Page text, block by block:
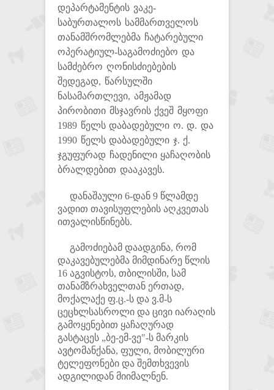
დეპარტამენტის ვაკე-
საბურთალოს სამმართველოს
თანამშრომლებმა ჩატარებული
ოპერატიულ-საგამოძიებო და
სამძებრო ღონისძიებების
შედეგად, წარსულში
ნასამართლევი, ამჟამად
პირობითი მსჯავრის ქვეშ მყოფი
1989 წელს დაბადებული ო. დ. და
1990 წელს დაბადებული ჯ. ქ.
ჯგუფურად ჩადენილი ყაჩაღობის
ბრალდებით დააკავეს.
დანაშაული 6-დან 9 წლამდე
ვადით თავისუფლების აღკვეთას
ითვალისწინებს.
გამოძიებამ დაადგინა, რომ
დაკავებულებმა მიმდინარე წლის
16 აგვისტოს, თბილისში, სამ
თანამზრახველთან ერთად,
მოქალაქე ფ.ც.-ს და ვ.მ-ს
ცეცხლსასროლი და ცივი იარაღის
გამოყენებით ყაჩაღურად
გასტაცეს „ბე-ემ-ვე"-ს მარკის
ავტომანქანა, ფული, მობილური
ტელეფონები და შემთხვევის
ადგილიდან მიიმალნენ.